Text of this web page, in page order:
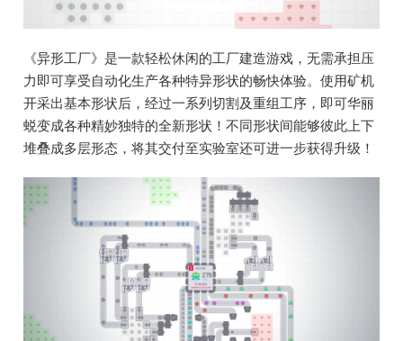
《异形工厂》是一款轻松休闲的工厂建造游戏，无需承担压
力即可享受自动化生产各种特异形状的畅快体验。使用矿机
开采出基本形状后，经过一系列切割及重组工序，即可华丽
蜕变成各种精妙独特的全新形状！不同形状间能够彼此上下
堆叠成多层形态，将其交付至实验室还可进一步获得升级！